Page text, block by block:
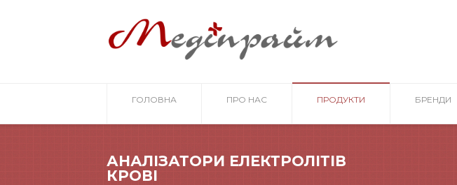
ГОЛОВНА ПРО НАС ПРОДУКТИ БРЕНДИ
АНАЛІЗАТОРИ ЕЛЕКТРОЛІТІВ
КРОВІ